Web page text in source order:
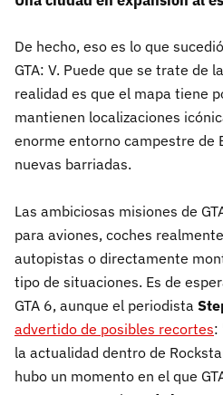
De hecho, eso es lo que
GTA: V. Puede que se trate de
realidad es que el mapa tiene
mantienen localizaciones
enorme entorno campestre de
nuevas barriadas.
Las ambiciosas misiones de
para aviones, coches
autopistas o directamente
tipo de situaciones. Es de
GTA 6, aunque el periodista
advertido de posibles recortes:
la actualidad dentro de
hubo un momento en el que